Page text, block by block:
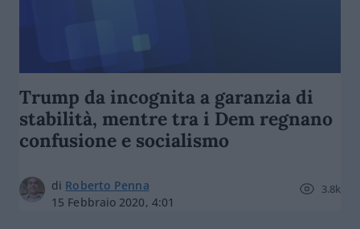
Trump da incognita a garanzia di
stabilità, mentre tra i Dem regnano
confusione e socialismo
di Roberto Penna
15 Febbraio 2020, 4:01
3.8k